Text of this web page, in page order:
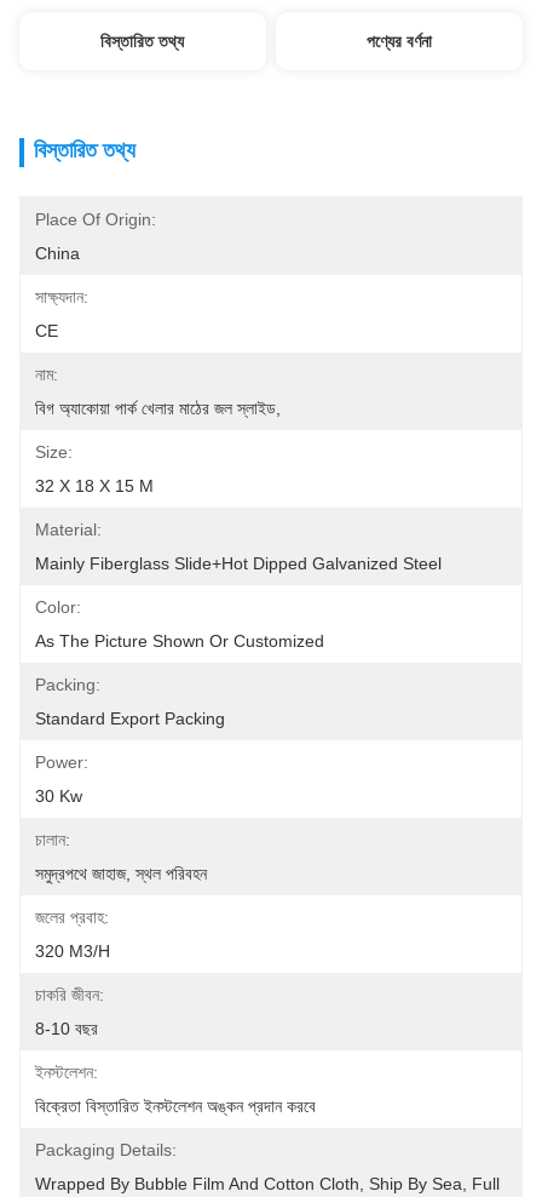
বিস্তারিত তথ্য পণ্যের বর্ণনা
বিস্তারিত তথ্য
Place Of Origin:
China
সাক্ষ্যদান:
CE
নাম:
বিগ অ্যাকোয়া পার্ক খেলার মাঠের জল স্লাইড,
Size:
32 X 18 X 15 M
Material:
Mainly Fiberglass Slide+hot Dipped Galvanized Steel
Color:
As The Picture Shown Or Customized
Packing:
Standard Export Packing
Power:
30 Kw
চালান:
সমুদ্রপথে জাহাজ, স্থল পরিবহন
জলের প্রবাহ:
320 M3/h
চাকরি জীবন:
8-10 বছর
ইনস্টলেশন:
বিক্রেতা বিস্তারিত ইনস্টলেশন অঙ্কন প্রদান করবে
Packaging Details:
Wrapped By Bubble Film And Cotton Cloth, Ship By Sea, Full